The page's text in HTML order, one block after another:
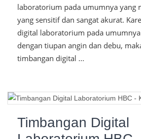
laboratorium pada umumnya yang
yang sensitif dan sangat akurat.
digital laboratorium pada
dengan tiupan angin dan debu,
timbangan digital ...
Timbangan Digital